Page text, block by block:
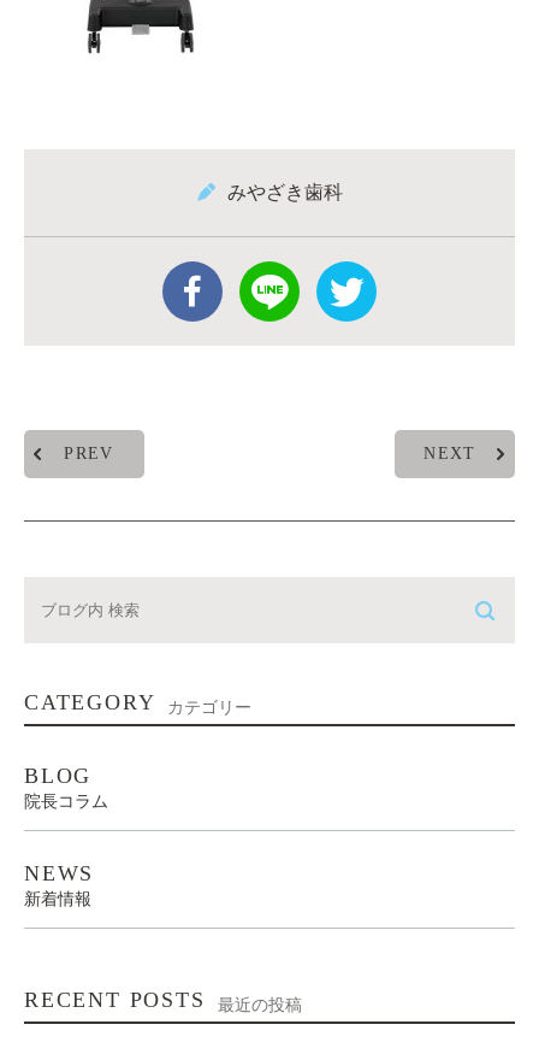
みやざき歯科
PREV NEXT
CATEGORY カテゴリー
BLOG
院長コラム
NEWS
新着情報
RECENT POSTS 最近の投稿